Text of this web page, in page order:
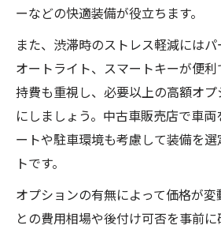
ーなどの快適装備が役立ちます。
また、渋滞時のストレス軽減には
オートライト、スマートキーが便
持費も重視し、必要以上の高額オ
にしましょう。中古車販売店で車
ートや駐車環境も考慮して装備を
トです。
オプションの有無によって価格が
との費用相場や後付け可否を事前